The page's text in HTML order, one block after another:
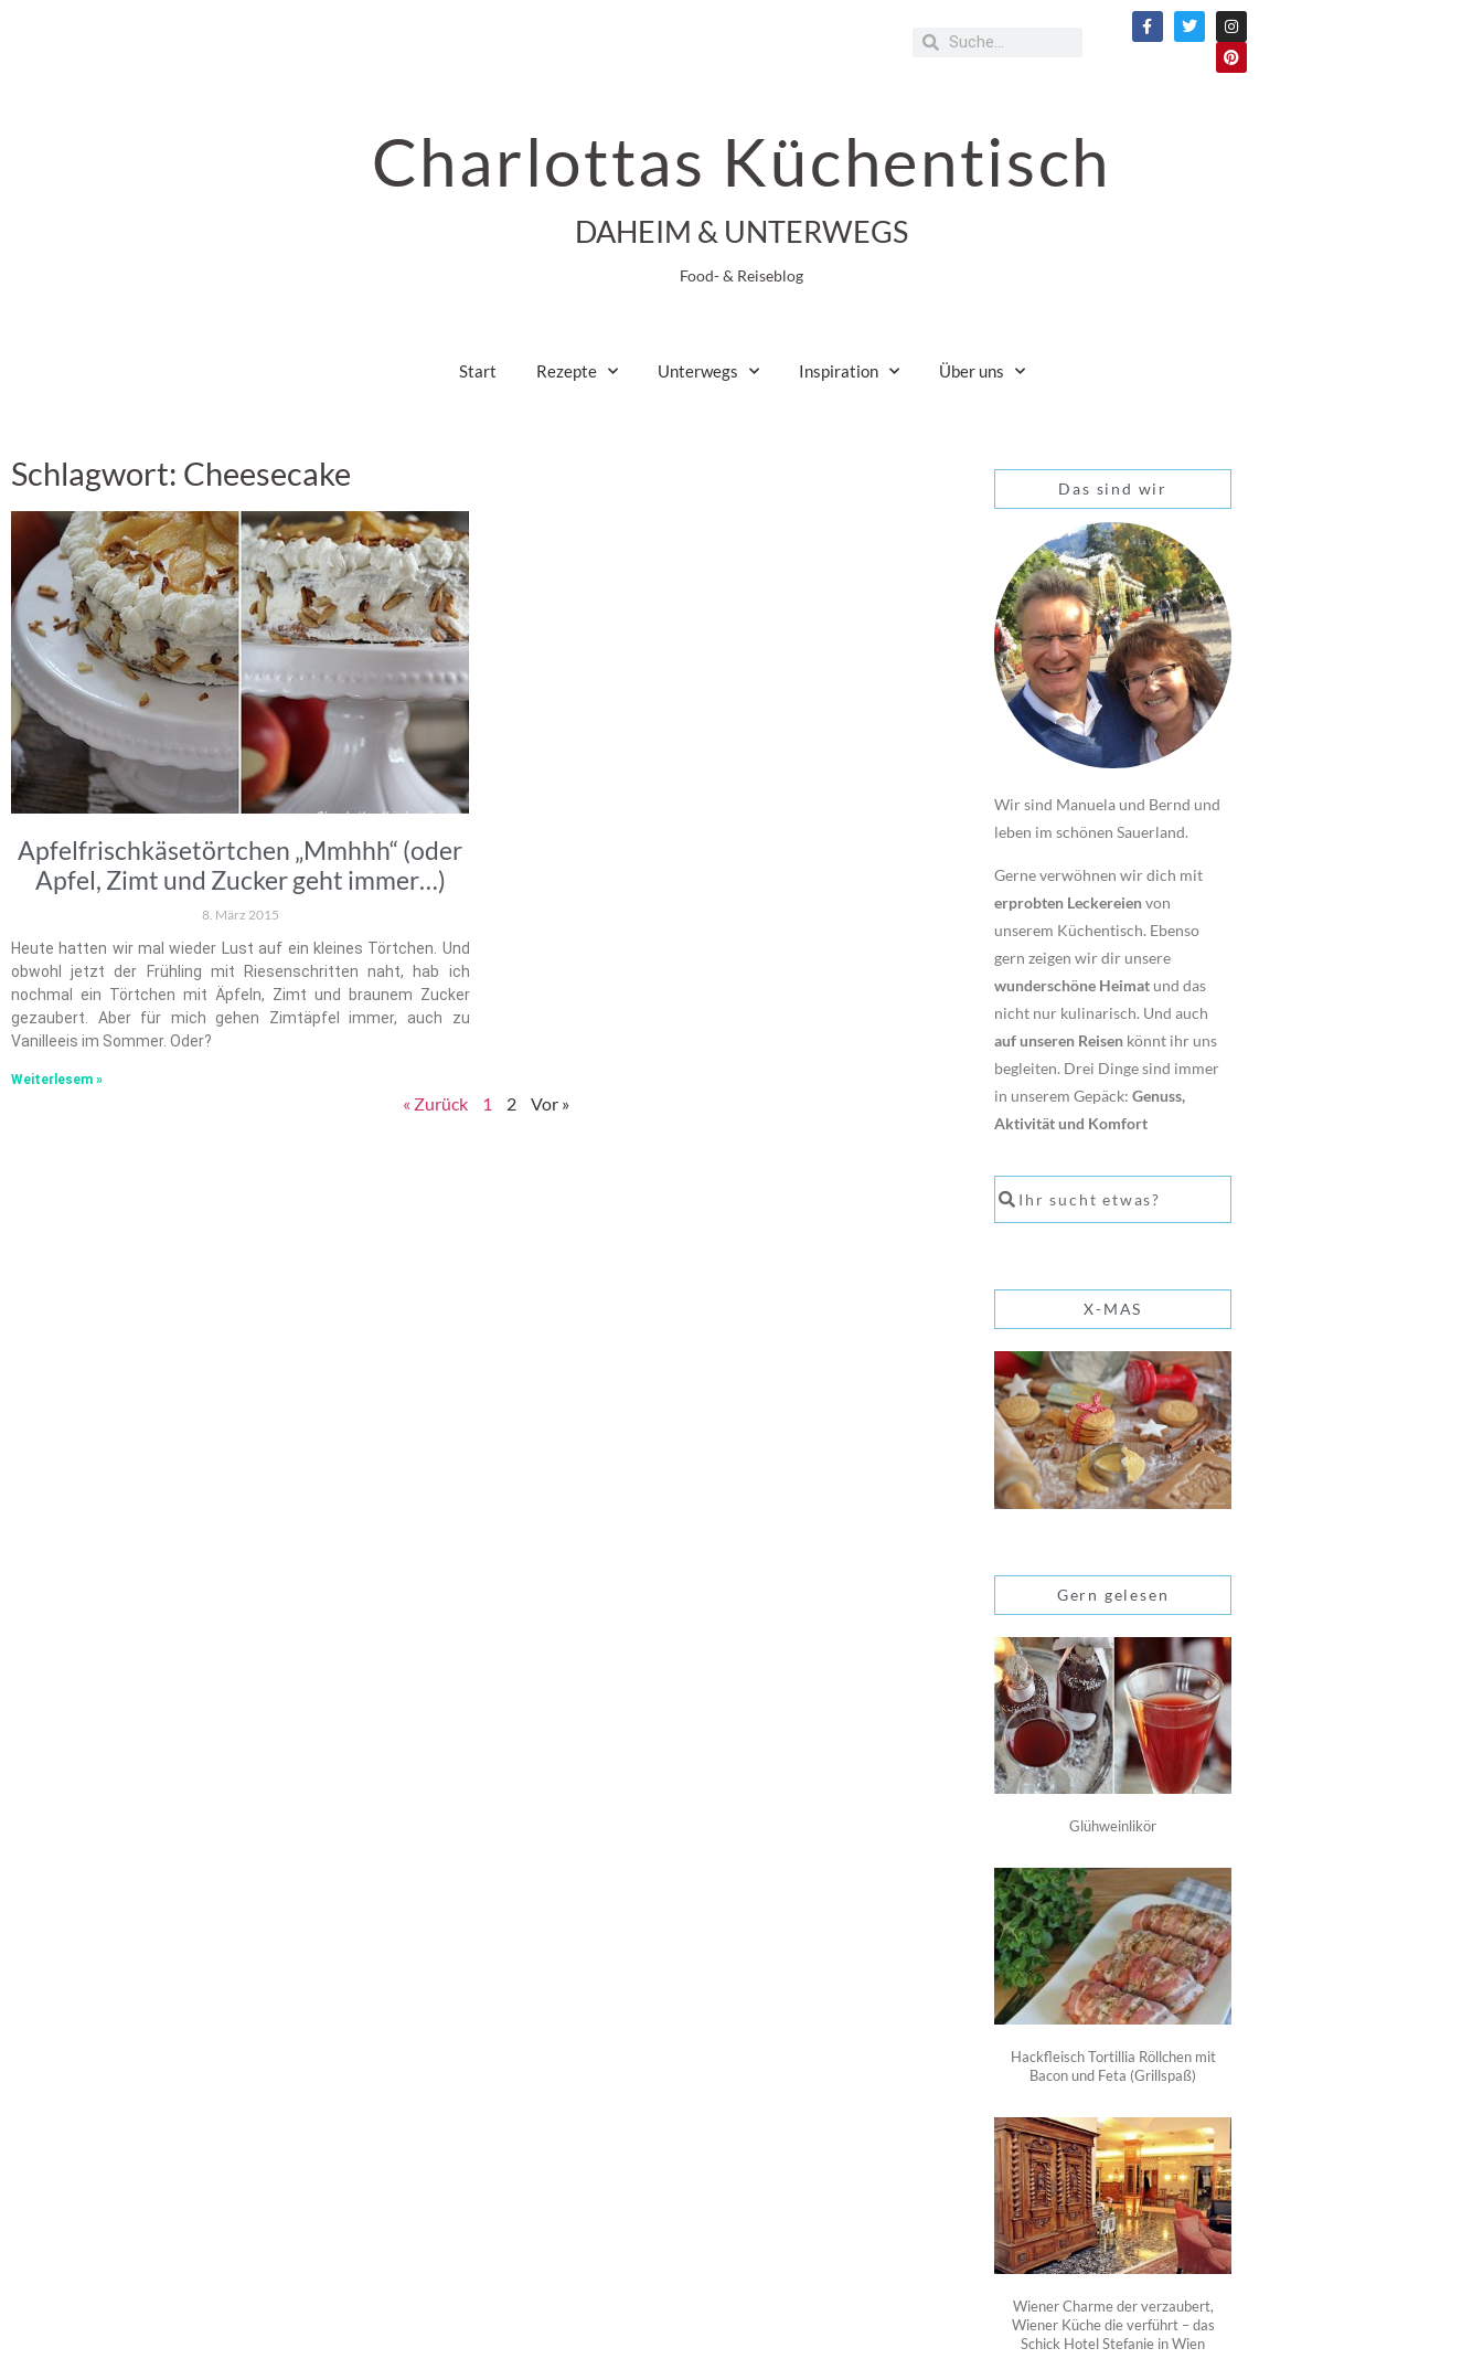
Charlottas Küchentisch
DAHEIM & UNTERWEGS
Food- & Reiseblog
Start Rezepte Unterwegs Inspiration Über uns
Schlagwort: Cheesecake
Apfelfrischkäsetörtchen „Mmhhh“ (oder
Apfel, Zimt und Zucker geht immer…)
8. März 2015
Heute hatten wir mal wieder Lust auf ein kleines Törtchen. Und
obwohl jetzt der Frühling mit Riesenschritten naht, hab ich
nochmal ein Törtchen mit Äpfeln, Zimt und braunem Zucker
gezaubert. Aber für mich gehen Zimtäpfel immer, auch zu
Vanilleeis im Sommer. Oder?
Weiterlesem »
« Zurück 1 2 Vor »
Das sind wir
Wir sind Manuela und Bernd und
leben im schönen Sauerland.
Gerne verwöhnen wir dich mit
erprobten Leckereienvon
unserem Küchentisch. Ebenso
gern zeigen wir dir unsere
wunderschöne Heimat und das
nicht nur kulinarisch. Und auch
auf unseren Reisen könnt ihr uns
begleiten. Drei Dinge sind immer
in unserem Gepäck:Genuss,
Aktivität und Komfort
X-MAS
Gern gelesen
Glühweinlikör
Hackfleisch Tortillia Röllchen mit
Bacon und Feta (Grillspaß)
Wiener Charme der verzaubert,
Wiener Küche die verführt – das
Schick Hotel Stefanie in Wien